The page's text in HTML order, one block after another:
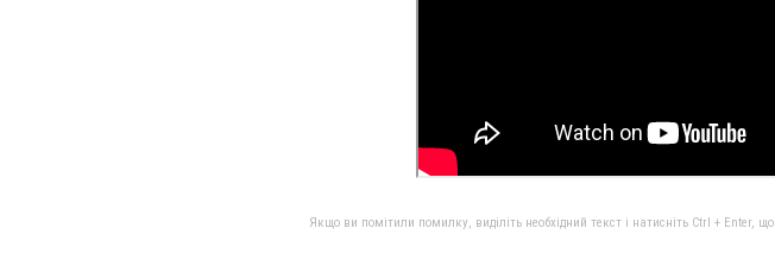
Якщо ви помітили помилку, виділіть необхідний текст і натисніть Ctrl + Enter,